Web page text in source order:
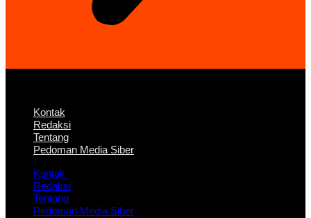
Kontak
Redaksi
Tentang
Pedoman Media Siber
Kontak
Redaksi
Tentang
Pedoman Media Siber